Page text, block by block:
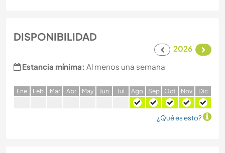
DISPONIBILIDAD
2026
Estancia mínima: Al menos una semana
Ene Feb Mar Abr May Jun Jul Ago Sep Oct Nov Dic
¿Qué es esto?